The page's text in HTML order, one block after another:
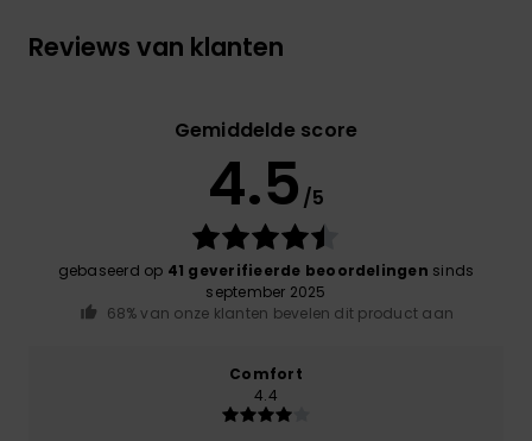
Reviews van klanten
Gemiddelde score
4.5 /5
gebaseerd op 41 geverifieerde beoordelingen sinds
september 2025
68% van onze klanten bevelen dit product aan
Comfort
4.4